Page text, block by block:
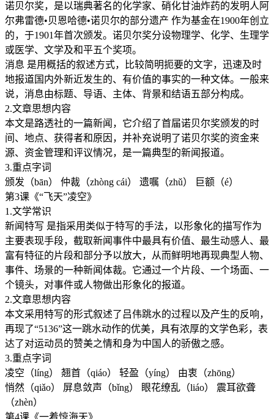
诺贝尔奖，是以瑞典著名的化学家、硝化甘油炸药的发明人阿
尔弗雷德•贝恩哈德•诺贝尔的部分遗产 作为基金在1900年创立
的，于1901年首次颁发。诺贝尔奖分设物理学、化学、生理学
或医学、文学及和平五个奖项。
消息 是用概括的叙述方式，比较简明扼要的文字，迅速及时
地报道国内外新近发生的、有价值的事实的一种文体。一般来
说，消息由标题、导语、主体、背景和结语五部分构成。
2.文章思想内容
本文是路透社的一篇新闻，它介绍了首届诺贝尔奖颁发的时
间、地点、获得者和原因，并补充说明了诺贝尔奖的资金来
源、资金管理和评议情况，是一篇典型的新闻报道。
3.重点字词
颁发（bān） 仲裁（zhòng cái） 遗嘱（zhǔ） 巨额（é）
第3课《“飞天”凌空》
1.文学常识
新闻特写 是指采用类似于特写的手法，以形象化的描写作为
主要表现手段，截取新闻事件中最具有价值、最生动感人、最
富有特征的片段和部分予以放大，从而鲜明地再现典型人物、
事件、场景的一种新闻体裁。它通过一个片段、一个场面、一
个镜头，对事件或人物做出形象化的报道。
2.文章思想内容
本文采用特写的形式叙述了吕伟跳水的过程以及产生的反响，
再现了“5136”这一跳水动作的优美，具有浓厚的文学色彩，表
达了对运动员的赞美之情和身为中国人的骄傲之感。
3.重点字词
凌空（líng） 翘首（qiáo） 轻盈（yíng） 由衷（zhōng）
悄然（qiǎo） 屏息敛声（bǐng） 眼花缭乱（liáo） 震耳欲聋
（zhèn）
第4课《一着惊海天》